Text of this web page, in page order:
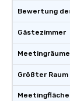
Gästezimmer
Meetingräume
Größter Raum
Meetingfläche